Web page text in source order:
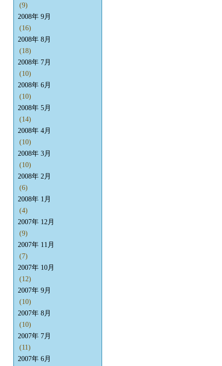
(9)
2008年 9月
(16)
2008年 8月
(18)
2008年 7月
(10)
2008年 6月
(10)
2008年 5月
(14)
2008年 4月
(10)
2008年 3月
(10)
2008年 2月
(6)
2008年 1月
(4)
2007年 12月
(9)
2007年 11月
(7)
2007年 10月
(12)
2007年 9月
(10)
2007年 8月
(10)
2007年 7月
(11)
2007年 6月